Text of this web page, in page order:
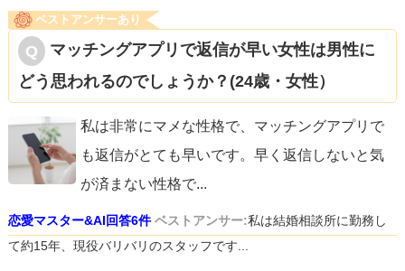
ベストアンサーあり
マッチングアプリで返信が早い女性は男性に
どう思われるのでしょうか？(24歳・女性）
私は非常にマメな性格で、マッチングアプリで
も返信がとても早いです。早く返信しないと気
が済まない性格で...
恋愛マスター&AI回答6件 ベストアンサー:私は結婚相談所に勤務し
て約15年、現役バリバリのスタッフです...